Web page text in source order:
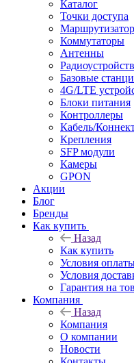
Каталог
Точки доступа
Коммутаторы
Антенны
Базовые
4G/LTE
Блоки питания
Контроллеры
Кабель/
Крепления
SFP модули
Камеры
GPON
Акции
Блог
Бренды
Как купить
Назад
Как купить
Условия
Условия
Гарантия на
Компания
Назад
Компания
О компании
Новости